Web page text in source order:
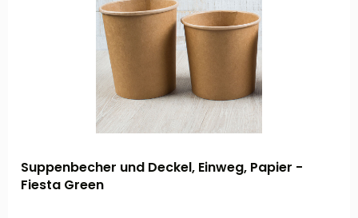
Suppenbecher und Deckel, Einweg, Papier -
Fiesta Green